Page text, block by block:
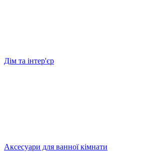
Дім та інтер'єр
Аксесуари для ванної кімнати